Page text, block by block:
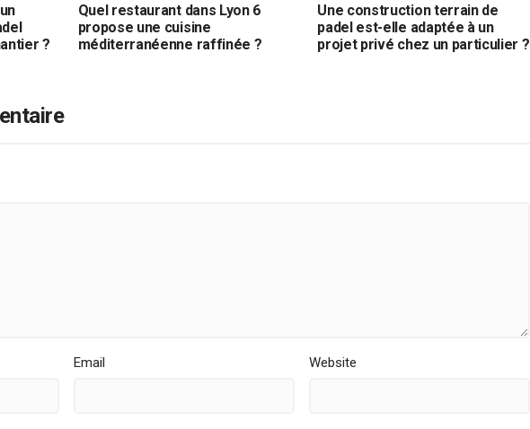
?
Quel restaurant dans Lyon 6
propose une cuisine
méditerranéenne raffinée ?
Une construction terrain de
padel est-elle adaptée à un
projet privé chez un particulier ?
Email Website